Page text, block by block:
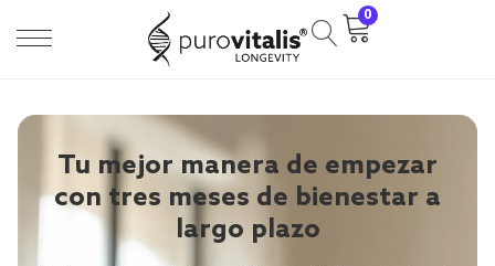
0
Tu mejor manera de empezar
con tres meses de bienestar a
largo plazo